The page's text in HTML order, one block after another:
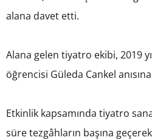
alana davet etti.
Alana gelen tiyatro ekibi, 2019
öğrencisi Güleda Cankel
Etkinlik kapsamında tiyatro
süre tezgâhların başına geçerek